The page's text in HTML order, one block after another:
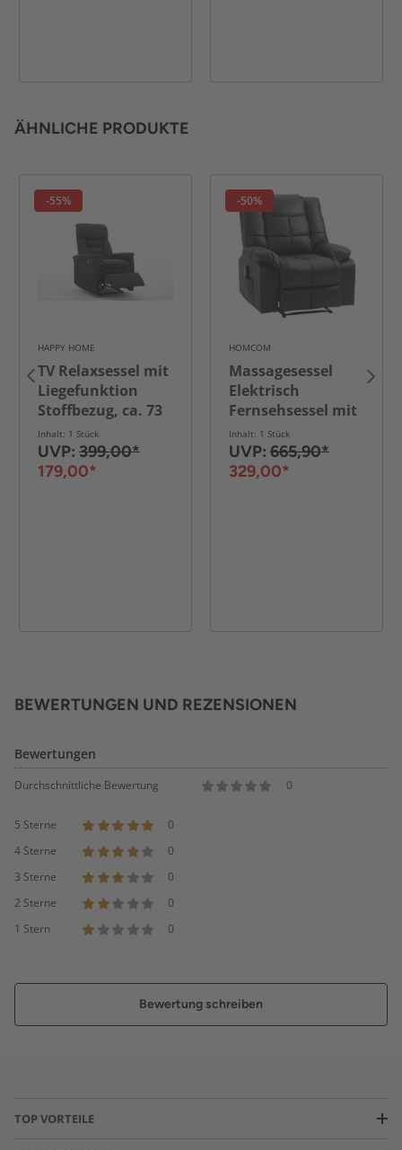
ÄHNLICHE PRODUKTE
-55%
HAPPY HOME
TV Relaxsessel mit
Liegefunktion
Stoffbezug, ca. 73
x 85,5 x 104 cm -
Schwarz
Inhalt: 1 Stück
UVP: 399,00*
179,00*
-50%
HOMCOM
Massagesessel
Elektrisch
Fernsehsessel mit
Liegefunktion 8
Massagepunkte
Inhalt: 1 Stück
UVP: 665,90*
329,00*
BEWERTUNGEN UND REZENSIONEN
Bewertungen
Durchschnittliche Bewertung 0
5 Sterne
0
4 Sterne
0
3 Sterne
0
2 Sterne
0
1 Stern
0
Bewertung schreiben
TOP VORTEILE